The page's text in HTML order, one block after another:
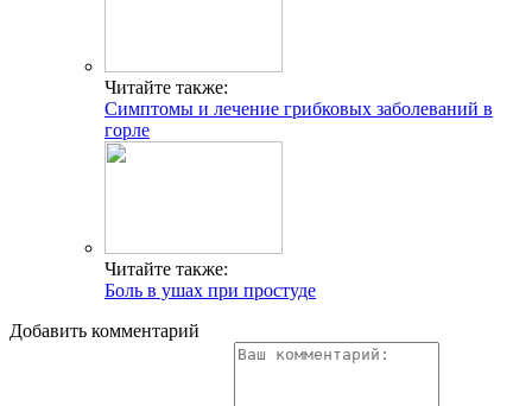
Читайте также:
Симптомы и лечение грибковых заболеваний в
горле
Читайте также:
Боль в ушах при простуде
Добавить комментарий